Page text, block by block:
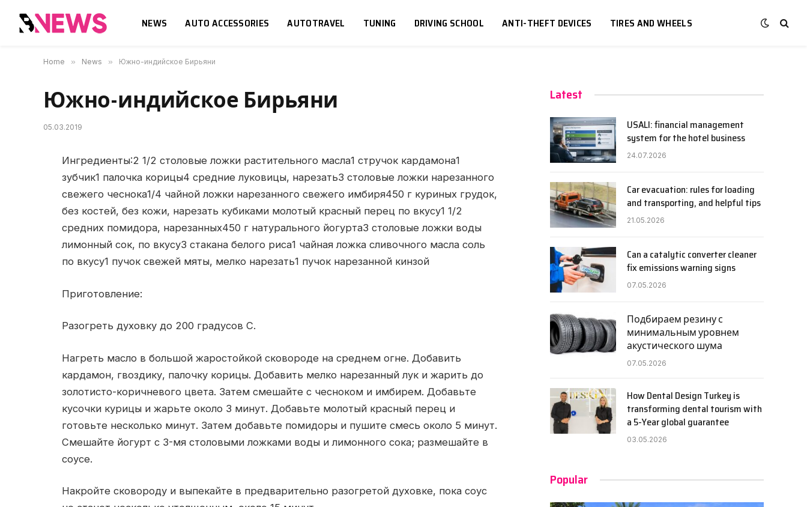
NEWS AUTO ACCESSORIES AUTOTRAVEL TUNING DRIVING SCHOOL ANTI-THEFT DEVICES TIRES AND WHEELS
Home » News » Южно-индийское Бирьяни
Южно-индийское Бирьяни
05.03.2019
Ингредиенты:2 1/2 столовые ложки растительного масла1 стручок кардамона1
зубчик1 палочка корицы4 средние луковицы, нарезать3 столовые ложки нарезанного
свежего чеснока1/4 чайной ложки нарезанного свежего имбиря450 г куриных грудок,
без костей, без кожи, нарезать кубиками молотый красный перец по вкусу1 1/2
средних помидора, нарезанных450 г натурального йогурта3 столовые ложки воды
лимонный сок, по вкусу3 стакана белого риса1 чайная ложка сливочного масла соль
по вкусу1 пучок свежей мяты, мелко нарезать1 пучок нарезанной кинзой
Приготовление:
Разогреть духовку до 200 градусов С.
Нагреть масло в большой жаростойкой сковороде на среднем огне. Добавить
кардамон, гвоздику, палочку корицы. Добавить мелко нарезанный лук и жарить до
золотисто-коричневого цвета. Затем смешайте с чесноком и имбирем. Добавьте
кусочки курицы и жарьте около 3 минут. Добавьте молотый красный перец и
готовьте несколько минут. Затем добавьте помидоры и пушите смесь около 5 минут.
Смешайте йогурт с 3-мя столовыми ложками воды и лимонного сока; размешайте в
соусе.
Накройте сковороду и выпекайте в предварительно разогретой духовке, пока соус
Latest
USALI: financial management
system for the hotel business
24.07.2026
Car evacuation: rules for loading
and transporting, and helpful tips
21.05.2026
Can a catalytic converter cleaner
fix emissions warning signs
07.05.2026
Подбираем резину с
минимальным уровнем
акустического шума
07.05.2026
How Dental Design Turkey is
transforming dental tourism with
a 5-Year global guarantee
03.05.2026
Popular